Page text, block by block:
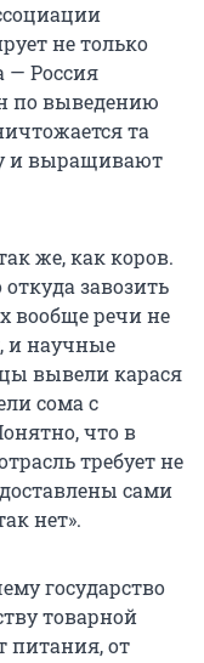
не только
— Россия
по выведению
та
и выращивают
же, как коров.
завозить
вообще речи не
и научные
вывели карася
сома с
что в
требует не
сами
нет».
государство
товарной
питания, от